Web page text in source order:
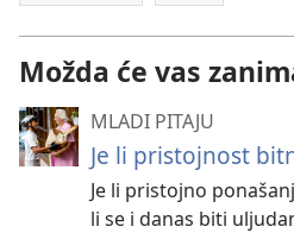
Možda će vas
MLADI PITAJU
Je li pristojnost
Je li pristojno
li se i danas biti